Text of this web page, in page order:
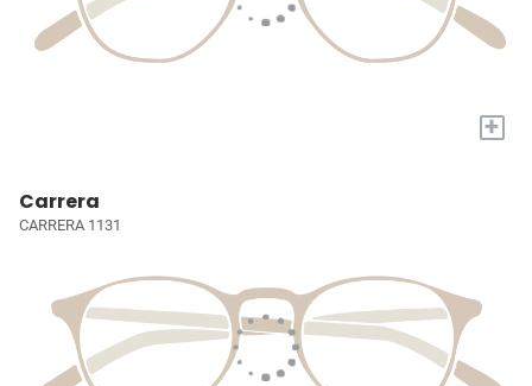
+
Carrera
CARRERA 1131